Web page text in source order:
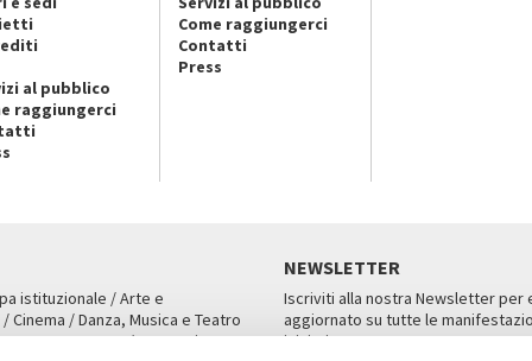
al pubblico
raggiungerci
Come raggiungerci
Contatti
Press
istituzionale / Arte e
Cinema / Danza, Musica e Teatro
San Marco 1364/A, Venezia
NEWSLETTER
Iscriviti alla nostra Newsletter per
aggiornato su tutte le
iniziative.